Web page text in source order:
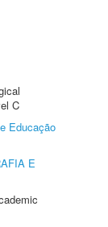
C
Educação
E